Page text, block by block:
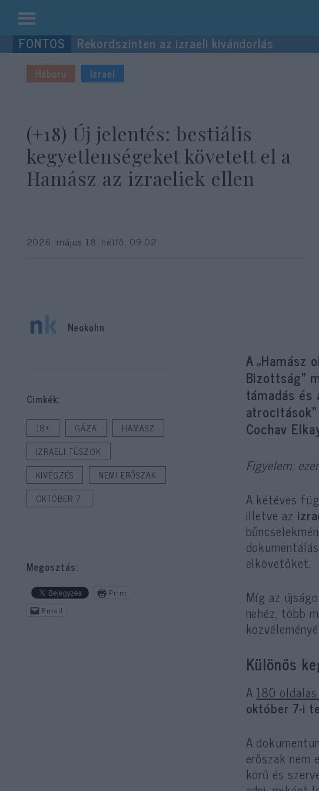
Kilépés
a
tartalomba
Rekordszinten az izraeli kivándorlás
Háború Izrael
(+18) Új jelentés: bestiális
kegyetlenségeket követett el a
Hamász az izraeliek ellen
2026. május 18. hétfő, 09:02
A „Hamász
Bizottság”
támadás
Cochav
Figyelem:
A kétéves
illetve az
elkövetőket.
Míg az
nehéz, több
Különös
A 180
október 7-i
A
erőszak
körű és
Neokohn
Cimkék:
18+ GÁZA
HAMASZ
IZRAELI TÚSZOK
KIVÉGZÉS
NEMI ERŐSZAK
OKTÓBER 7.
Megosztás:
Print
Email